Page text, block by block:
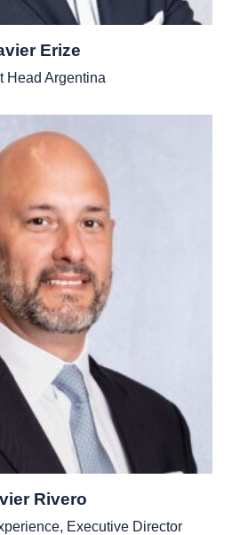
Erize
Head Argentina
Rivero
Executive Director